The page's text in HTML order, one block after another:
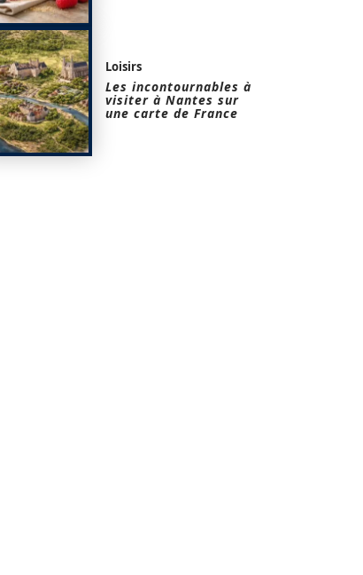
Loisirs
Les incontournables à
visiter à Nantes sur
une carte de France